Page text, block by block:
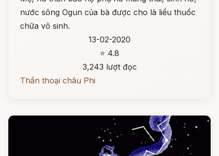
nước sông Ogun của bà được cho là liều thuốc
chữa vô sinh.
13-02-2020
⭐ 4.8
3,243 lượt đọc
Thần thoại châu Phi